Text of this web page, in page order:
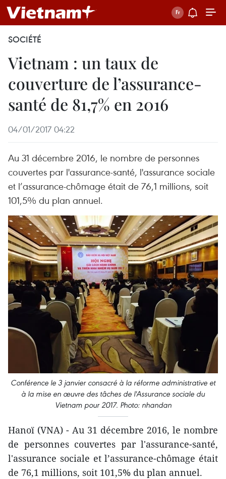
SOCIÉTÉ
Vietnam : un taux de
couverture de l’assurance-
santé de 81,7% en 2016
04/01/2017 04:22
Au 31 décembre 2016, le nombre de personnes ​
couvertes par l'assurance-santé, l'assurance sociale
et l’assurance-chômage ​était de 76,1 millions, soit
101,5% du plan annuel.
Conférence le 3 janvier consacré à la réforme administrative et
à la mise en œuvre des tâches de l'Assurance sociale du
Vietnam pour 2017. Photo: nhandan
Hanoï (VNA) - ​Au 31 décembre 2016, le nombre
de personnes ​couvertes par l'assurance-santé,
l'assurance sociale et l’assurance-chômage ​​était
de 76,1 millions, soit 101,5% du plan ​annuel.